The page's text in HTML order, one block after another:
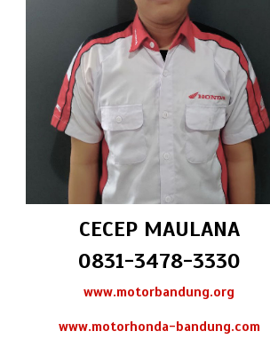
CECEP MAULANA
0831-3478-3330
www.motorbandung.org
www.motorhonda-bandung.com